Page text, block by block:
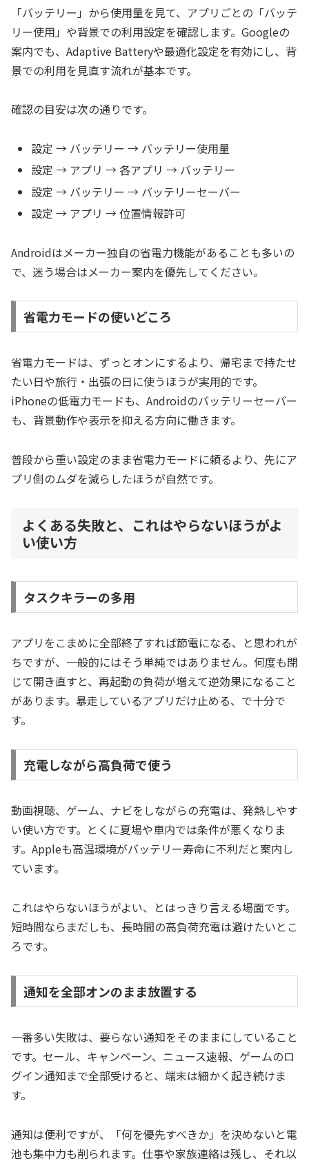
「バッテリー」から使用量を見て、アプリごとの「バッテ
リー使用」や背景での利用設定を確認します。Googleの
案内でも、Adaptive Batteryや最適化設定を有効にし、背
景での利用を見直す流れが基本です。
確認の目安は次の通りです。
設定 → バッテリー → バッテリー使用量
設定 → アプリ → 各アプリ → バッテリー
設定 → バッテリー → バッテリーセーバー
設定 → アプリ → 位置情報許可
Androidはメーカー独自の省電力機能があることも多いの
で、迷う場合はメーカー案内を優先してください。
省電力モードの使いどころ
省電力モードは、ずっとオンにするより、帰宅まで持たせ
たい日や旅行・出張の日に使うほうが実用的です。
iPhoneの低電力モードも、Androidのバッテリーセーバー
も、背景動作や表示を抑える方向に働きます。
普段から重い設定のまま省電力モードに頼るより、先にア
プリ側のムダを減らしたほうが自然です。
よくある失敗と、これはやらないほうがよ
い使い方
タスクキラーの多用
アプリをこまめに全部終了すれば節電になる、と思われが
ちですが、一般的にはそう単純ではありません。何度も閉
じて開き直すと、再起動の負荷が増えて逆効果になること
があります。暴走しているアプリだけ止める、で十分で
す。
充電しながら高負荷で使う
動画視聴、ゲーム、ナビをしながらの充電は、発熱しやす
い使い方です。とくに夏場や車内では条件が悪くなりま
す。Appleも高温環境がバッテリー寿命に不利だと案内し
ています。
これはやらないほうがよい、とはっきり言える場面です。
短時間ならまだしも、長時間の高負荷充電は避けたいとこ
ろです。
通知を全部オンのまま放置する
一番多い失敗は、要らない通知をそのままにしていること
です。セール、キャンペーン、ニュース速報、ゲームのロ
グイン通知まで全部受けると、端末は細かく起き続けま
す。
通知は便利ですが、「何を優先すべきか」を決めないと電
池も集中力も削られます。仕事や家族連絡は残し、それ以